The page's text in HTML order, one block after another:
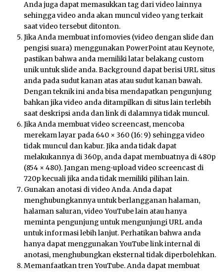
Anda juga dapat memasukkan tag dari video lainnya
sehingga video anda akan muncul video yang terkait
saat video tersebut ditonton.
Jika Anda membuat infomovies (video dengan slide dan
pengisi suara) menggunakan PowerPoint atau Keynote,
pastikan bahwa anda memiliki latar belakang custom
unik untuk slide anda. Background dapat berisi URL situs
anda pada sudut kanan atas atau sudut kanan bawah.
Dengan teknik ini anda bisa mendapatkan pengunjung
bahkan jika video anda ditampilkan di situs lain terlebih
saat deskripsi anda dan link di dalamnya tidak muncul.
Jika Anda membuat video screencast, mencoba
merekam layar pada 640 × 360 (16: 9) sehingga video
tidak muncul dan kabur. Jika anda tidak dapat
melakukannya di 360p, anda dapat membuatnya di 480p
(854 × 480). Jangan meng-upload video screencast di
720p kecuali jika anda tidak memiliki pilihan lain.
Gunakan anotasi di video Anda. Anda dapat
menghubungkannya untuk berlangganan halaman,
halaman saluran, video YouTube lain atau hanya
meminta pengunjung untuk mengunjungi URL anda
untuk informasi lebih lanjut. Perhatikan bahwa anda
hanya dapat menggunakan YouTube link internal di
anotasi, menghubungkan eksternal tidak diperbolehkan.
Memanfaatkan tren YouTube. Anda dapat membuat